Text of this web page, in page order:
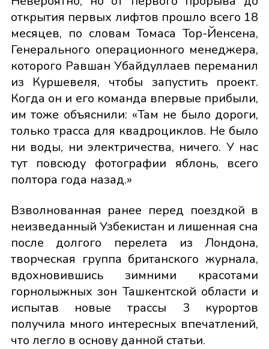
открытия первых лифтов прошло всего 18
месяцев, по словам Томаса Тор-Йенсена,
Генерального операционного менеджера,
которого Равшан Убайдуллаев переманил
из Куршевеля, чтобы запустить проект.
Когда он и его команда впервые прибыли,
им тоже объяснили: «Там не было дороги,
только трасса для квадроциклов. Не было
ни воды, ни электричества, ничего. У нас
тут повсюду фотографии яблонь, всего
полтора года назад.»
Взволнованная ранее перед поездкой в
неизведанный Узбекистан и лишенная сна
после долгого перелета из Лондона,
творческая группа британского журнала,
вдохновившись зимними красотами
горнолыжных зон Ташкентской области и
испытав новые трассы 3 курортов
получила много интересных впечатлений,
что легло в основу данной статьи.